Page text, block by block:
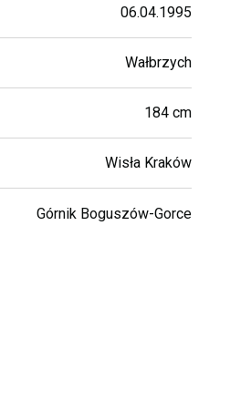
06.04.1995
Wałbrzych
184 cm
Wisła Kraków
Górnik Boguszów-Gorce